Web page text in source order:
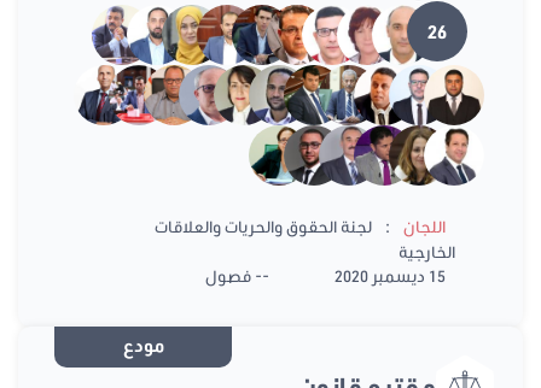
26
اللجان :
لجنة الحقوق والحريات والعلاقات
الخارجية
15 ديسمبر 2020
-- فصول
مودع